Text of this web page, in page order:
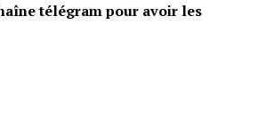
télégram pour avoir les